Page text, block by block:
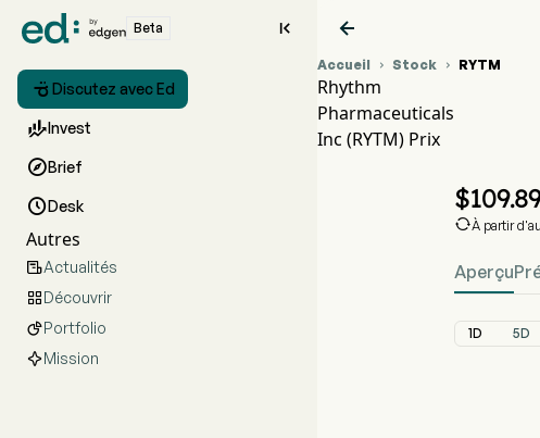
Beta 
 Discutez avec Ed
Invest
Brief
Desk
Autres
Actualités
Découvrir
Portfolio
Mission

Accueil  Stock  RYTM
Rhythm
Pharmaceuticals
Inc (RYTM) Prix
$
À partir
Aperçu
1D 5D